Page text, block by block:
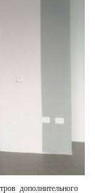
дополнительного